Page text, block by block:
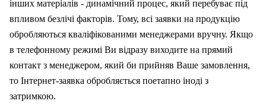
інших матеріалів - динамічний процес, який перебуває під
впливом безлічі факторів. Тому, всі заявки на продукцію
обробляються кваліфікованими менеджерами вручну. Якщо
в телефонному режимі Ви відразу виходите на прямий
контакт з менеджером, який би прийняв Ваше замовлення,
то Інтернет-заявка обробляється поетапно іноді з
затримкою.